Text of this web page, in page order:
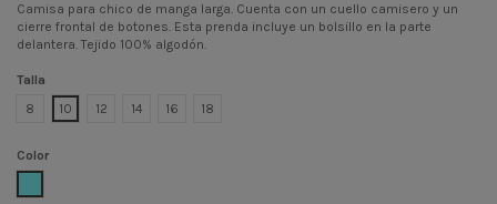
Camisa para chico de manga larga. Cuenta con un cuello camisero y un
cierre frontal de botones. Esta prenda incluye un bolsillo en la parte
delantera. Tejido 100% algodón.
Talla
8
10 12 14 16 18
Color